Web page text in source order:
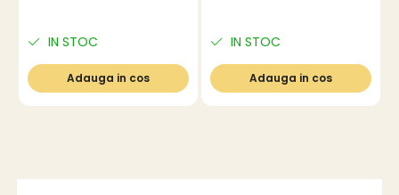
IN STOC
Adauga in cos
IN STOC
Adauga in cos